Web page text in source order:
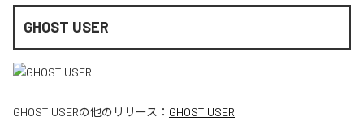
GHOST USER
GHOST USERの他のリリース： GHOST USER